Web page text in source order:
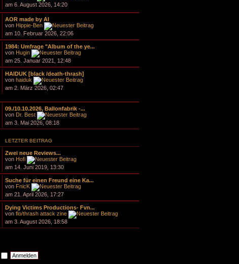
am 6. August 2026, 14:20
AOR made by AI
von Hippie-Ben
am 10. Februar 2026, 22:06
1984: Umfrage "Album of the ye...
von Hugin
am 25. Januar 2021, 12:48
HAIDUK [black /death-thrash]
von haiduk
am 2. März 2026, 02:47
09./10.10.2026, Ballonfabrik -...
von Dr. Best
am 3. Mai 2026, 08:18
LETZTER BEITRAG
Zwei neue Reviews...
von Hofi
am 14. Juni 2019, 13:30
Suche für einen Freund eine Ka...
von FnicK
am 21. April 2026, 17:27
Dying Victims Productions- Fvn...
von flo/thrash attack zine
am 3. August 2026, 18:58